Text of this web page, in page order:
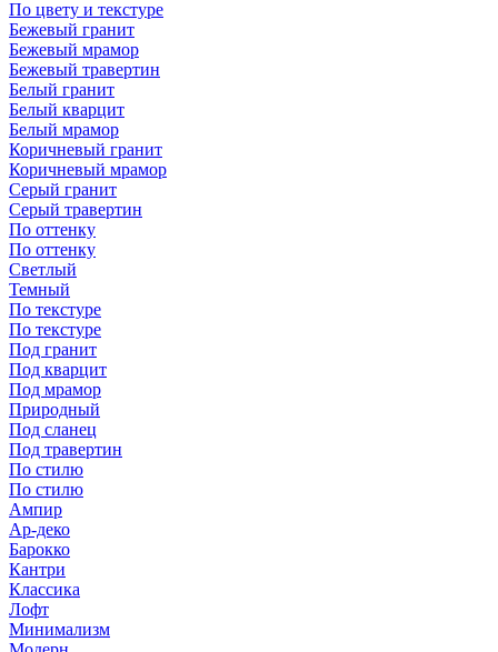
По цвету и текстуре
Бежевый гранит
Бежевый мрамор
Бежевый травертин
Белый гранит
Белый кварцит
Белый мрамор
Коричневый гранит
Коричневый мрамор
Серый гранит
Серый травертин
По оттенку
По оттенку
Светлый
Темный
По текстуре
По текстуре
Под гранит
Под кварцит
Под мрамор
Природный
Под сланец
Под травертин
По стилю
По стилю
Ампир
Ар-деко
Барокко
Кантри
Классика
Лофт
Минимализм